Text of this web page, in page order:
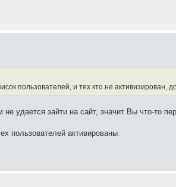
пользователей, и тех кто не активизирован,
не удается зайти на сайт, значит Вы что-то
пользователей активированы